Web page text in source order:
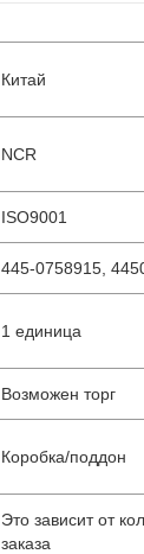
Китай
NCR
ISO9001
445-0758915,
1 единица
Возможен торг
Коробка/поддон
Это зависит от
заказа